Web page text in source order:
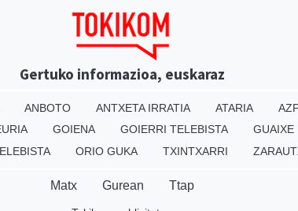
Gertuko informazioa, euskaraz
ANBOTO ANTXETA IRRATIA ATARIA
GOIENA GOIERRI TELEBISTA
GUAIXE
ORIO GUKA TXINTXARRI
Matx Gurean Ttap